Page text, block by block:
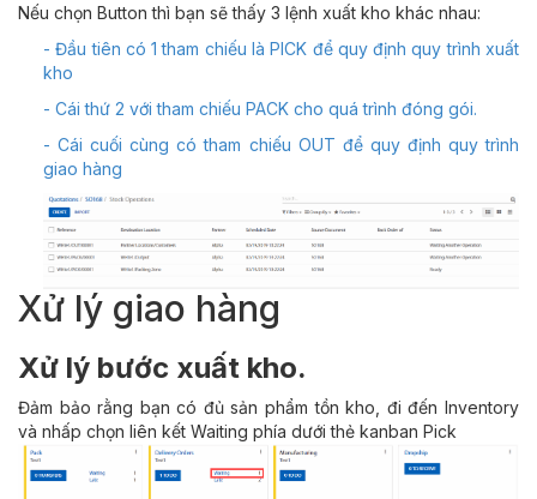
Nếu chọn Button thì bạn sẽ thấy 3 lệnh xuất kho khác nhau:
- Đầu tiên có 1 tham chiếu là PICK để quy định quy trình xuất
kho
- Cái thứ 2 với tham chiếu PACK cho quá trình đóng gói.
- Cái cuối cùng có tham chiếu OUT để quy định quy trình
giao hàng
Xử lý giao hàng
Xử lý bước xuất kho.
Đảm bảo rằng bạn có đủ sản phẩm tồn kho, đi đến Inventory
và nhấp chọn liên kết Waiting phía dưới thẻ kanban Pick